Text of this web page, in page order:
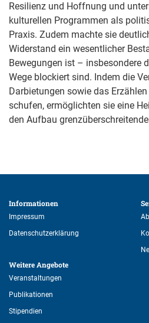
Resilienz und Hoffnung und
kulturellen Programmen als
Praxis. Zudem machte sie
Widerstand ein wesentlicher
Bewegungen ist – insbesondere
Wege blockiert sind. Indem die
Darbietungen sowie das
schufen, ermöglichten sie eine
den Aufbau
Informationen
Impressum
Datenschutzerklärung
Weitere Angebote
Veranstaltungen
Publikationen
Stipendien